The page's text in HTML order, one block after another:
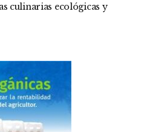
culinarias ecológicas y